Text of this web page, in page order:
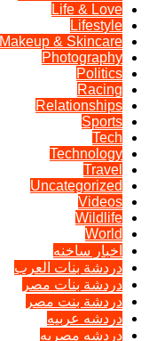
Life & Love
Lifestyle
Makeup & Skincare
Photography
Politics
Racing
Relationships
Sports
Tech
Technology
Travel
Uncategorized
Videos
Wildlife
World
اخبار ساخنه
دردشة بنات العرب
دردشة بنات مصر
دردشة بنت مصر
دردشه عربيه
دردشه مصريه